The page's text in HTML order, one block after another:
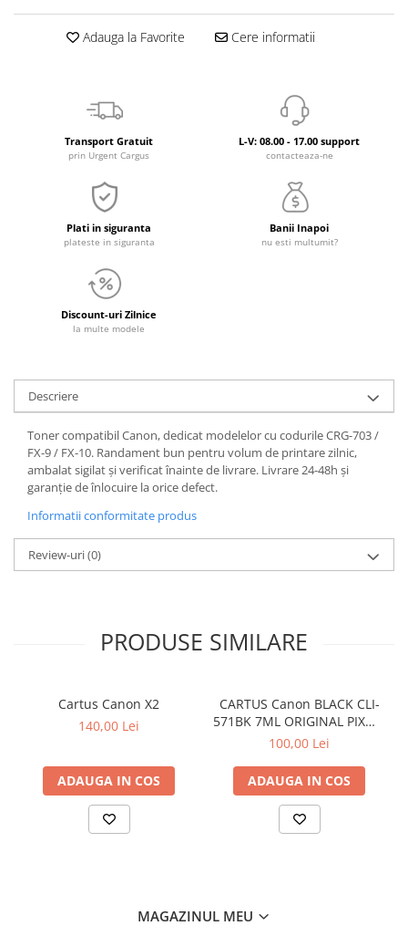
Adauga la Favorite Cere informatii
Transport Gratuit
prin Urgent Cargus
L-V: 08.00 - 17.00 support
contacteaza-ne
Plati in siguranta
plateste in siguranta
Banii Inapoi
nu esti multumit?
Discount-uri Zilnice
la multe modele
Descriere
Toner compatibil Canon, dedicat modelelor cu codurile CRG-703 /
FX-9 / FX-10. Randament bun pentru volum de printare zilnic,
ambalat sigilat și verificat înainte de livrare. Livrare 24-48h și
garanție de înlocuire la orice defect.
Informatii conformitate produs
Review-uri(0)
PRODUSE SIMILARE
Cartus Canon X2
140,00 Lei
ADAUGA IN COS
CARTUS Canon BLACK CLI-
571BK 7ML ORIGINAL PIXMA
MG6850
100,00 Lei
ADAUGA IN COS
MAGAZINUL MEU